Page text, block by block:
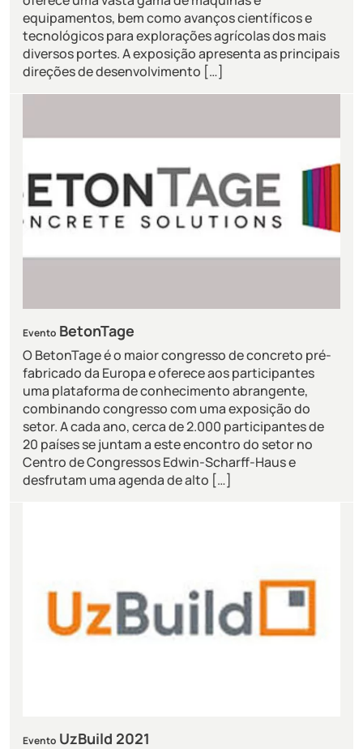
equipamentos, bem como avanços científicos e
tecnológicos para explorações agrícolas dos mais
diversos portes. A exposição apresenta as principais
direções de desenvolvimento […]
Evento BetonTage
O BetonTage é o maior congresso de concreto pré-
fabricado da Europa e oferece aos participantes
uma plataforma de conhecimento abrangente,
combinando congresso com uma exposição do
setor. A cada ano, cerca de 2.000 participantes de
20 países se juntam a este encontro do setor no
Centro de Congressos Edwin-Scharff-Haus e
desfrutam uma agenda de alto […]
Evento UzBuild 2021